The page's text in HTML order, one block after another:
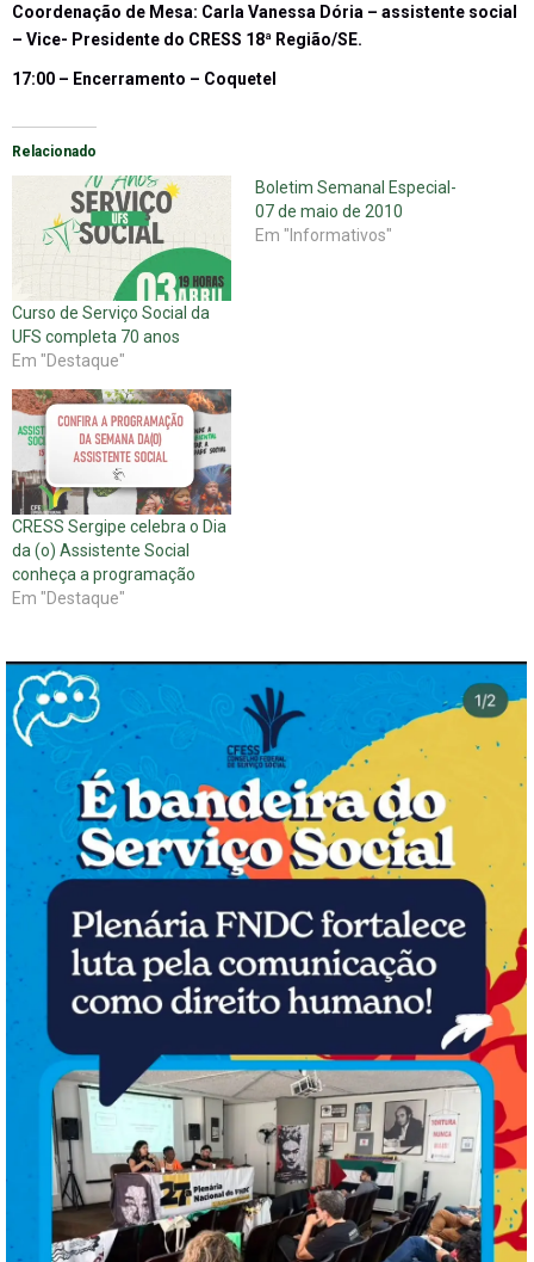
Coordenação de Mesa: Carla Vanessa Dória – assistente social
– Vice- Presidente do CRESS 18ª Região/SE.
17:00 – Encerramento – Coquetel
Relacionado
Curso de Serviço Social da
UFS completa 70 anos
Em "Destaque"
Boletim Semanal Especial-
07 de maio de 2010
Em "Informativos"
CRESS Sergipe celebra o Dia
da (o) Assistente Social
conheça a programação
Em "Destaque"